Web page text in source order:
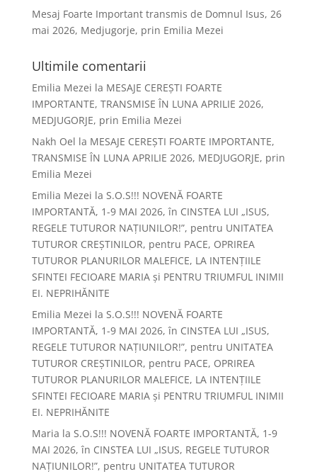
Mesaj Foarte Important transmis de Domnul Isus, 26
mai 2026, Medjugorje, prin Emilia Mezei
Ultimile comentarii
Emilia Mezei la MESAJE CEREȘTI FOARTE
IMPORTANTE, TRANSMISE ÎN LUNA APRILIE 2026,
MEDJUGORJE, prin Emilia Mezei
Nakh Oel la MESAJE CEREȘTI FOARTE IMPORTANTE,
TRANSMISE ÎN LUNA APRILIE 2026, MEDJUGORJE, prin
Emilia Mezei
Emilia Mezei la S.O.S!!! NOVENĂ FOARTE
IMPORTANTĂ, 1-9 MAI 2026, în CINSTEA LUI „ISUS,
REGELE TUTUROR NAȚIUNILOR!”, pentru UNITATEA
TUTUROR CREȘTINILOR, pentru PACE, OPRIREA
TUTUROR PLANURILOR MALEFICE, LA INTENȚIILE
SFINTEI FECIOARE MARIA și PENTRU TRIUMFUL INIMII
EI. NEPRIHĂNITE
Emilia Mezei la S.O.S!!! NOVENĂ FOARTE
IMPORTANTĂ, 1-9 MAI 2026, în CINSTEA LUI „ISUS,
REGELE TUTUROR NAȚIUNILOR!”, pentru UNITATEA
TUTUROR CREȘTINILOR, pentru PACE, OPRIREA
TUTUROR PLANURILOR MALEFICE, LA INTENȚIILE
SFINTEI FECIOARE MARIA și PENTRU TRIUMFUL INIMII
EI. NEPRIHĂNITE
Maria la S.O.S!!! NOVENĂ FOARTE IMPORTANTĂ, 1-9
MAI 2026, în CINSTEA LUI „ISUS, REGELE TUTUROR
NAȚIUNILOR!”, pentru UNITATEA TUTUROR